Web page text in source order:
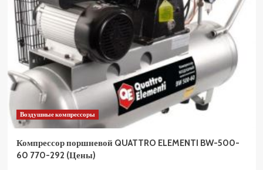
Воздушные компрессоры
Компрессор поршневой QUATTRO ELEMENTI BW-500-
60 770-292 (Цены)